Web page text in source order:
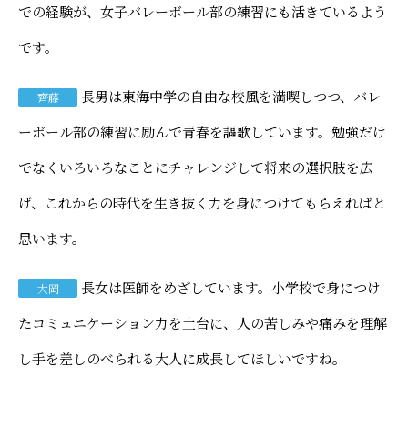
での経験が、女子バレーボール部の練習にも活きているよう
です。
齊藤
長男は東海中学の自由な校風を満喫しつつ、バレ
ーボール部の練習に励んで青春を謳歌しています。勉強だけ
でなくいろいろなことにチャレンジして将来の選択肢を広
げ、これからの時代を生き抜く力を身につけてもらえればと
思います。
大岡
長女は医師をめざしています。小学校で身につけ
たコミュニケーション力を土台に、人の苦しみや痛みを理解
し手を差しのべられる大人に成長してほしいですね。